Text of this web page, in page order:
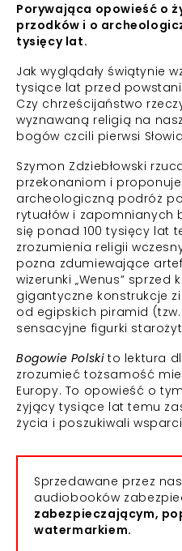
Porywająca opowieść o
przodków i o
tysięcy lat.
Jak wyglądały świątynie
tysiące lat przed
Czy chrześcijaństwo
wyznawaną religią na
bogów czcili pierwsi
Szymon Zdziebłowski
przekonaniom i
archeologiczną podróż
rytuałów i zapomnianych
się ponad 100 tysięcy lat
zrozumienia religii
pozna zdumiewające
wizerunki „Wenus” sprzed
gigantyczne konstrukcje
od egipskich piramid
sensacyjne figurki
Bogowie Polskito lektura
zrozumieć tożsamość
Europy. To opowieść o
żyjący tysiące lat temu
życia i poszukiwali
Sprzedawane przez
audiobooków
zabezpieczającym,
watermarkiem.